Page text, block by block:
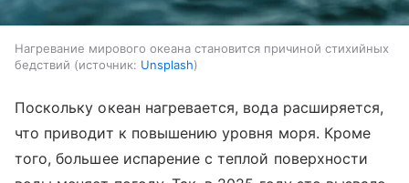
Нагревание мирового океана становится причиной стихийных
бедствий
источник: Unsplash
Поскольку океан нагревается, вода расширяется,
что приводит к повышению уровня моря. Кроме
того, большее испарение с теплой поверхности